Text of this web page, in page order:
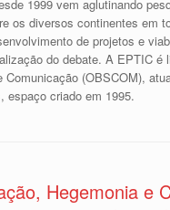
1999 vem aglutinando
os diversos continentes em
de projetos e
do debate. A EPTIC é
Comunicação (OBSCOM),
espaço criado em 1995.
Hegemonia e